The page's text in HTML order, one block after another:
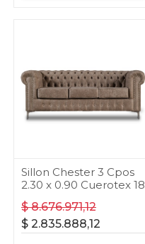
Sillon Chester 3 Cpos
2.30 x 0.90 Cuerotex 18
$8.676.971,12
$ 2.835.888,12